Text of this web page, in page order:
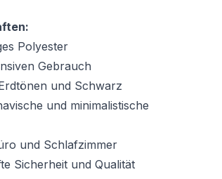
Polyester
Gebrauch
und Schwarz
und minimalistische
und Schlafzimmer
Sicherheit und Qualität